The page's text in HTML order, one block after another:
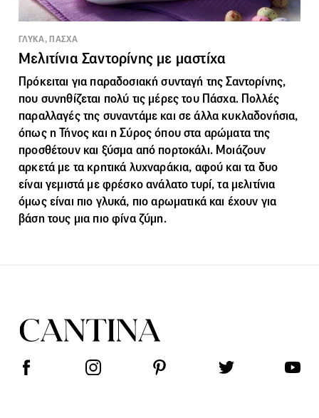
ΓΛΥΚΑ, ΠΑΣΧΑ
Μελιτίνια Σαντορίνης με μαστίχα
Πρόκειται για παραδοσιακή συνταγή της Σαντορίνης,
που συνηθίζεται πολύ τις μέρες του Πάσχα. Πολλές
παραλλαγές της συναντάμε και σε άλλα κυκλαδονήσια,
όπως η Τήνος και η Σύρος όπου στα αρώματα της
προσθέτουν και ξύσμα από πορτοκάλι. Μοιάζουν
αρκετά με τα κρητικά λυχναράκια, αφού και τα δυο
είναι γεμιστά με φρέσκο ανάλατο τυρί, τα μελιτίνια
όμως είναι πιο γλυκά, πιο αρωματικά και έχουν για
βάση τους μια πιο φίνα ζύμη.